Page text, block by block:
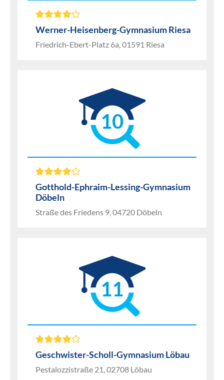
Werner-Heisenberg-Gymnasium Riesa
Friedrich-Ebert-Platz 6a, 01591 Riesa
10
Gotthold-Ephraim-Lessing-Gymnasium
Döbeln
Straße des Friedens 9, 04720 Döbeln
11
Geschwister-Scholl-Gymnasium Löbau
Pestalozzistraße 21, 02708 Löbau